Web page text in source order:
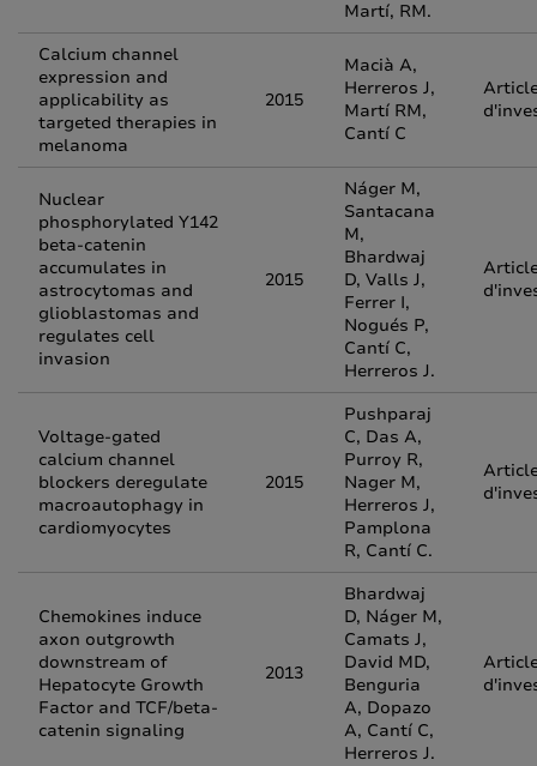
Martí, RM.
Calcium channel
expression and
applicability as
targeted therapies in
melanoma
2015
Macià A,
Herreros J,
Martí RM,
Cantí C
Nuclear
phosphorylated Y142
beta-catenin
accumulates in
astrocytomas and
glioblastomas and
regulates cell
invasion
2015
Náger M,
Santacana
M,
Bhardwaj
D, Valls J,
Ferrer I,
Nogués P,
Cantí C,
Herreros J.
Voltage-gated
calcium channel
blockers deregulate
macroautophagy in
cardiomyocytes
2015
Pushparaj
C, Das A,
Purroy R,
Nager M,
Herreros J,
Pamplona
R, Cantí C.
Chemokines induce
axon outgrowth
downstream of
Hepatocyte Growth
Factor and TCF/beta-
catenin signaling
2013
Bhardwaj
D, Náger M,
Camats J,
David MD,
Benguria
A, Dopazo
A, Cantí C,
Herreros J.